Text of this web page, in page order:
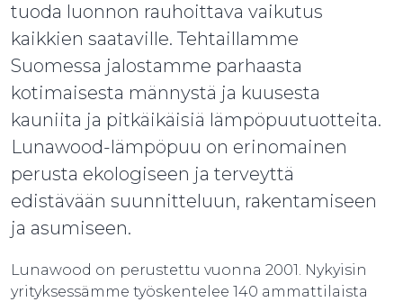
tuoda luonnon rauhoittava vaikutus
kaikkien saataville. Tehtaillamme
Suomessa jalostamme parhaasta
kotimaisesta männystä ja kuusesta
kauniita ja pitkäikäisiä lämpöpuutuotteita.
Lunawood-lämpöpuu on erinomainen
perusta ekologiseen ja terveyttä
edistävään suunnitteluun, rakentamiseen
ja asumiseen.
Lunawood on perustettu vuonna 2001. Nykyisin
yrityksessämme työskentelee 140 ammattilaista